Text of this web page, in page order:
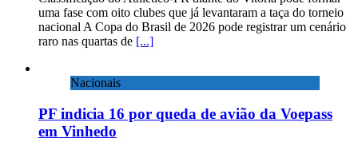
uma fase com oito clubes que já levantaram a taça do torneio
nacional A Copa do Brasil de 2026 pode registrar um cenário
raro nas quartas de [...]
Nacionais
PF indicia 16 por queda de avião da Voepass
em Vinhedo